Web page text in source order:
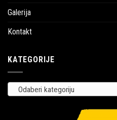
Galerija
Kontakt
KATEGORIJE
Odaberi kategoriju